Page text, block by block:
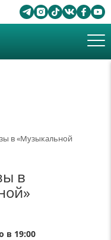
в «Музыкальной
в
в 19:00